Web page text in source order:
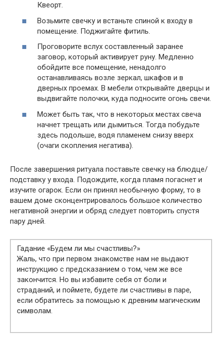
Квеорт.
Возьмите свечку и встаньте спиной к входу в
помещение. Поджигайте фитиль.
Проговорите вслух составленный заранее
заговор, который активирует руну. Медленно
обойдите все помещение, ненадолго
останавливаясь возле зеркал, шкафов и в
дверных проемах. В мебели открывайте дверцы и
выдвигайте полочки, куда подносите огонь свечи.
Может быть так, что в некоторых местах свеча
начнет трещать или дымиться. Тогда побудьте
здесь подольше, водя пламенем снизу вверх
(очаги скопления негатива).
После завершения ритуала поставьте свечку на блюдце/
подставку у входа. Подождите, когда пламя погаснет и
изучите огарок. Если он принял необычную форму, то в
вашем доме сконцентрировалось большое количество
негативной энергии и обряд следует повторить спустя
пару дней.
Гадание «Будем ли мы счастливы?»
Жаль, что при первом знакомстве нам не выдают
инструкцию с предсказанием о том, чем же все
закончится. Но вы избавите себя от боли и
страданий, и поймете, будете ли счастливы в паре,
если обратитесь за помощью к древним магическим
символам.